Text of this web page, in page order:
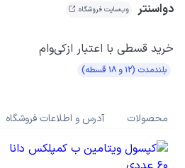
دواسنتر وب‌سایت فروشگاه
خرید قسطی با اعتبار ازکی‌وام
بلندمدت (۱۲ و ۱۸ قسطه)
محصولات آدرس و اطلاعات فروشگاه